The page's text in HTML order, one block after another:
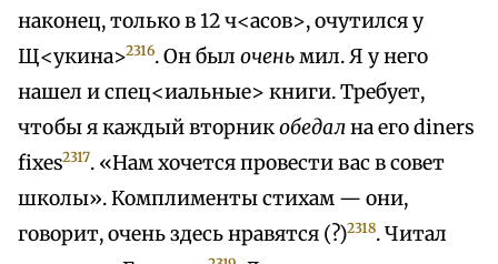
наконец, только в 12 ч<асов>, очутился у
Щ<укина>2316. Он былоченьмил. Я у него
нашел и спец<иальные> книги. Требует,
чтобы я каждый вторникобедална его diners
fixes2317. «Нам хочется провести вас в совет
школы». Комплименты стихам — они,
говорит, очень здесь нравятся (?)2318. Читал